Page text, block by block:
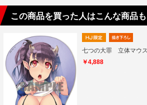
この商品を買った人はこんな商品も
七つの大罪 立体マウ
￥4,888